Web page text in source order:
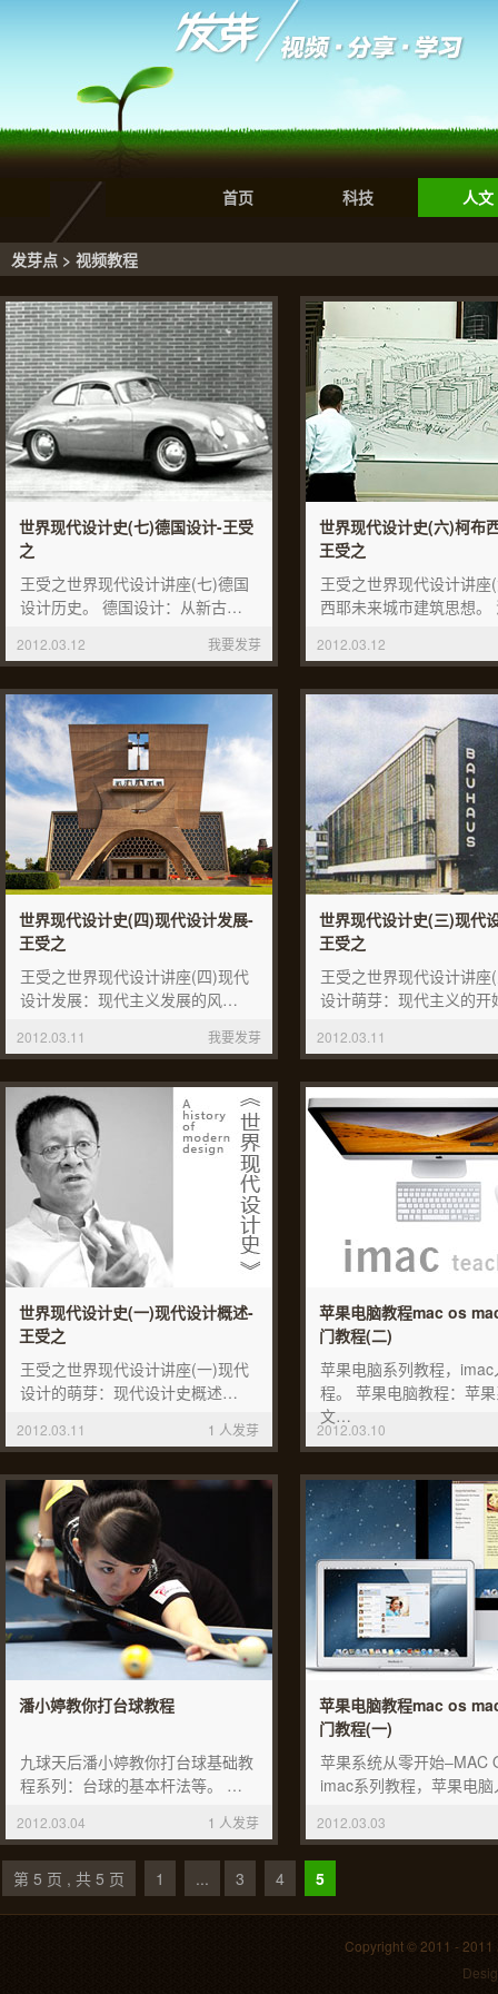
首页 科技 人文
发芽点 > 视频教程
世界现代设计史(七)德国设计-王受
之
王受之世界现代设计讲座(七)德国
设计历史。 德国设计：从新古…
2012.03.12 我要发芽
世界现代设计史(六)柯布
王受之
王受之世界现代设计讲座
西耶未来城市建筑思想
2012.03.12
世界现代设计史(四)现代设计发展-
王受之
王受之世界现代设计讲座(四)现代
设计发展：现代主义发展的风…
2012.03.11 我要发芽
世界现代设计史(三)现代
王受之
王受之世界现代设计讲座
设计萌芽：现代主义的
2012.03.11
世界现代设计史(一)现代设计概述-
王受之
王受之世界现代设计讲座(一)现代
设计的萌芽：现代设计史概述…
2012.03.11 1 人发芽
苹果电脑教程mac os
门教程(二)
苹果电脑系列教程，imac
程。 苹果电脑教程：苹
文…
2012.03.10
潘小婷教你打台球教程
九球天后潘小婷教你打台球基础教
程系列：台球的基本杆法等。 …
2012.03.04 1 人发芽
苹果电脑教程mac os
门教程(一)
苹果系统从零开始–MAC
imac系列教程，苹果电
2012.03.03
第 5 页 , 共 5 页 1 ... 3 4 5
Copyright © 2011 - 2011